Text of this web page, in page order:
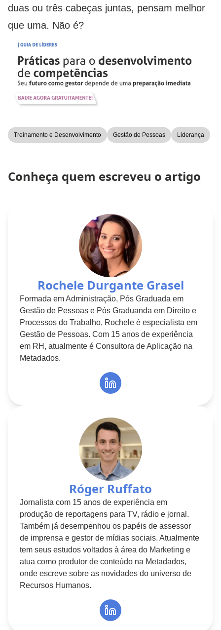
duas ou três cabeças juntas, pensam melhor
que uma. Não é?
Treinamento e Desenvolvimento Gestão de Pessoas Liderança
Conheça quem escreveu o artigo
Rochele Durgante Grasel
Formada em Administração, Pós Graduada em
Gestão de Pessoas e Pós Graduanda em Direito e
Processos do Trabalho, Rochele é especialista em
Gestão de Pessoas. Com 15 anos de experiência
em RH, atualmente é Consultora de Aplicação na
Metadados.
Róger Ruffato
Jornalista com 15 anos de experiência em
produção de reportagens para TV, rádio e jornal.
Também já desempenhou os papéis de assessor
de imprensa e gestor de mídias sociais. Atualmente
tem seus estudos voltados à área do Marketing e
atua como produtor de conteúdo na Metadados,
onde escreve sobre as novidades do universo de
Recursos Humanos.